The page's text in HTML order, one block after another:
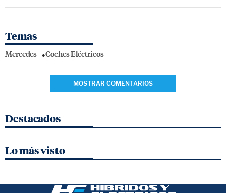
Temas
Mercedes Coches Eléctricos
MOSTRAR COMENTARIOS
Destacados
Lo más visto